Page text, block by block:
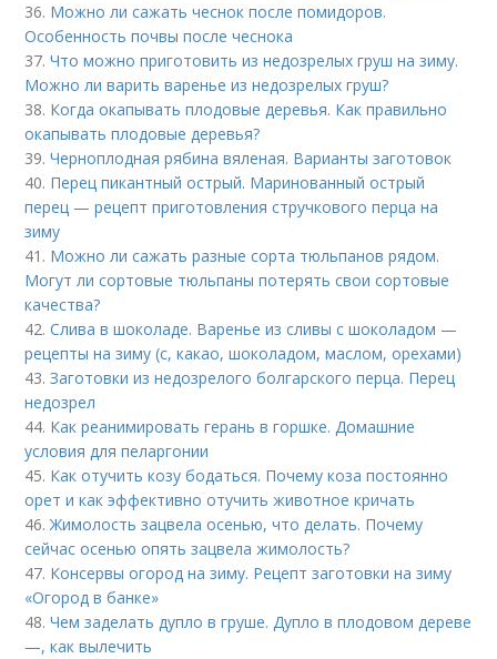
36. Можно ли сажать чеснок после помидоров.
Особенность почвы после чеснока
37.Что можно приготовить из недозрелых груш на зиму.
Можно ли варить варенье из недозрелых груш?
38. Когда окапывать плодовые деревья. Как правильно
окапывать плодовые деревья?
39.Черноплодная рябина вяленая. Варианты заготовок
40. Перец пикантный острый. Маринованный острый
перец — рецепт приготовления стручкового перца на
зиму
41. Можно ли сажать разные сорта тюльпанов рядом.
Могут ли сортовые тюльпаны потерять свои сортовые
качества?
42.Слива в шоколаде. Варенье из сливы с шоколадом —
рецепты на зиму (с, какао, шоколадом, маслом, орехами)
43.Заготовки из недозрелого болгарского перца. Перец
недозрел
44. Как реанимировать герань в горшке. Домашние
условия для пеларгонии
45. Как отучить козу бодаться. Почему коза постоянно
орет и как эффективно отучить животное кричать
46.Жимолость зацвела осенью, что делать. Почему
сейчас осенью опять зацвела жимолость?
47. Консервы огород на зиму. Рецепт заготовки на зиму
«Огород в банке»
48.Чем заделать дупло в груше. Дупло в плодовом дереве
—, как вылечить